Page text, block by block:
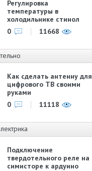
Регулировка
температуры в
холодильнике стинол
0
11668
Как сделать антенну для
цифрового ТВ своими
руками
0
11118
Подключение
твердотельного реле на
симисторе к ардуино